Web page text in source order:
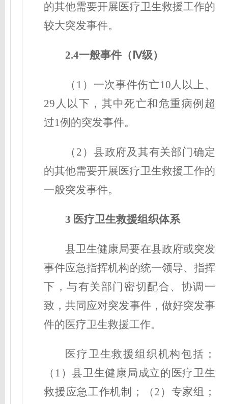
的其他需要开展医疗卫生救援工作的
较大突发事件。
2.4一般事件（Ⅳ级）
（1）一次事件伤亡10人以上、
29人以下，其中死亡和危重病例超
过1例的突发事件。
（2）县政府及其有关部门确定
的其他需要开展医疗卫生救援工作的
一般突发事件。
3 医疗卫生救援组织体系
县卫生健康局要在县政府或突发
事件应急指挥机构的统一领导、指挥
下，与有关部门密切配合、协调一
致，共同应对突发事件，做好突发事
件的医疗卫生救援工作。
医疗卫生救援组织机构包括：
（1）县卫生健康局成立的医疗卫生
救援应急工作机制
；（2）专家组；